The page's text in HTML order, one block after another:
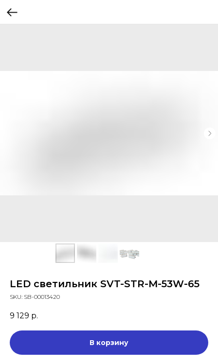
LED светильник SVT-STR-M-53W-65
SKU: SB-00013420
9 129 р.
В корзину